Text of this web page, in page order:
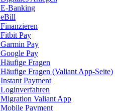
E-Banking
eBill
Finanzieren
Fitbit Pay
Garmin Pay
Google Pay
Häufige Fragen
Häufige Fragen (Valiant App-Seite)
Instant Payment
Loginverfahren
Migration Valiant App
Mobile Payment